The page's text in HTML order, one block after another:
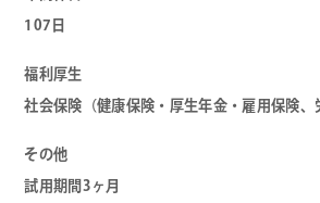
107日
福利厚生
社会保険（健康保険・厚生年金・雇用保険、
その他
試用期間3ヶ月